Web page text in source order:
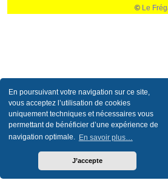
En poursuivant votre navigation sur ce site,
vous acceptez l’utilisation de cookies
uniquement techniques et nécessaires vous
permettant de bénéficier d’une expérience de
navigation optimale. En savoir plus…
J’accepte
© Le